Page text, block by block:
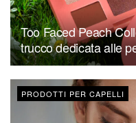
Too Faced Peach
trucco dedicata alle
PRODOTTI PER CAPELLI